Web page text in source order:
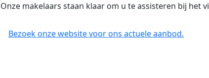
Onze makelaars staan klaar om u te assisteren bij het
Bezoek onze website voor ons actuele aanbod.